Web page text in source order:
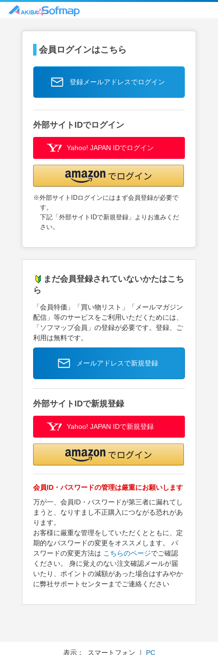
会員ログインはこちら
登録メールアドレスでログイン
外部サイトIDでログイン
Yahoo! JAPAN IDでログイン
※外部サイトIDログインにはまず会員登録が必要で
す。
下記「外部サイトIDで新規登録」よりお進みくだ
さい。
まだ会員登録されていないかたはこち
ら
「会員特価」「買い物リスト」「メールマガジン
配信」等のサービスをご利用いただくためには、
「ソフマップ会員」の登録が必要です。登録、ご
利用は無料です。
メールアドレスで新規登録
外部サイトIDで新規登録
Yahoo! JAPAN IDで新規登録
会員ID・パスワードの管理は厳重にお願いします
万が一、会員ID・パスワードが第三者に漏れてし
まうと、なりすまし不正購入につながる恐れがあ
ります。
お客様に厳重な管理をしていただくとともに、定
期的なパスワードの変更をオススメします。 パ
スワードの変更方法は こちらのページでご確認
ください。 身に覚えのない注文確認メールが届
いたり、ポイントの減額があった場合はすみやか
に弊社サポートセンターまでご連絡ください
表示： スマートフォン ｜ PC